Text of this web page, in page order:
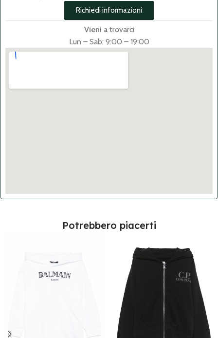
Richiedi informazioni
Vieni atrovarci
Lun – Sab: 9:00 – 19:00
Potrebbero piacerti